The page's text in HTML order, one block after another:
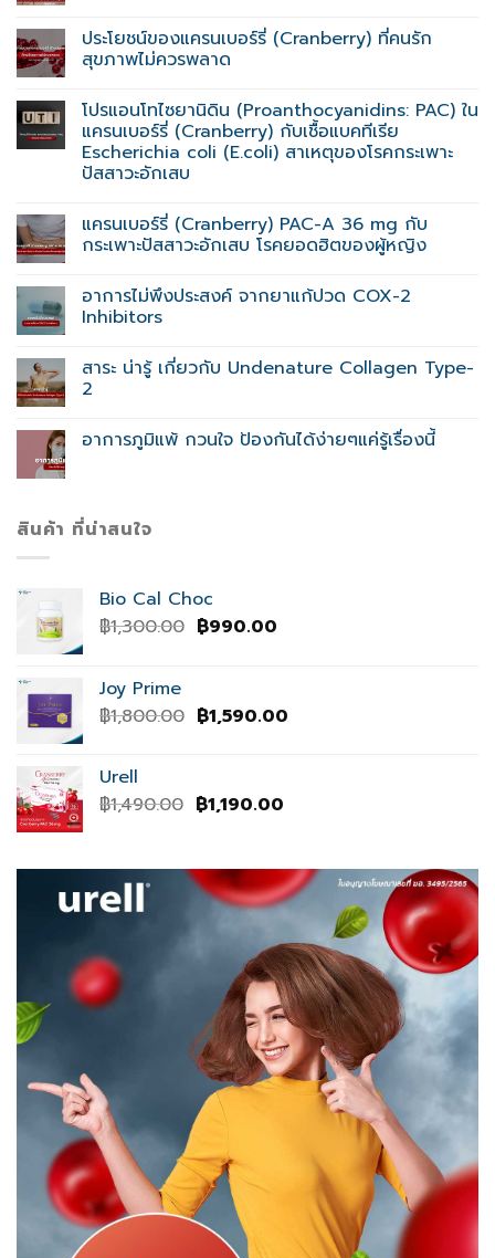
ประโยชน์ของแครนเบอร์รี่ (Cranberry) ที่คนรัก
สุขภาพไม่ควรพลาด
โปรแอนโทไซยานิดิน (Proanthocyanidins: PAC) ใน
แครนเบอร์รี่ (Cranberry) กับเชื้อแบคทีเรีย
Escherichia coli (E.coli) สาเหตุของโรคกระเพาะ
ปัสสาวะอักเสบ
แครนเบอร์รี่ (Cranberry) PAC-A 36 mg กับ
กระเพาะปัสสาวะอักเสบ โรคยอดฮิตของผู้หญิง
อาการไม่พึงประสงค์ จากยาแก้ปวด COX-2
Inhibitors
สาระ น่ารู้ เกี่ยวกับ Undenature Collagen Type-
2
อาการภูมิแพ้ กวนใจ ป้องกันได้ง่ายๆแค่รู้เรื่องนี้
สินค้า ที่น่าสนใจ
Bio Cal Choc
฿1,300.00 Original
฿990.00Current
Joy Prime
฿1,800.00 Original
฿1,590.00Current
Urell
฿1,490.00 Original
฿1,490.00.
฿1,190.00Current
฿1,190.00.